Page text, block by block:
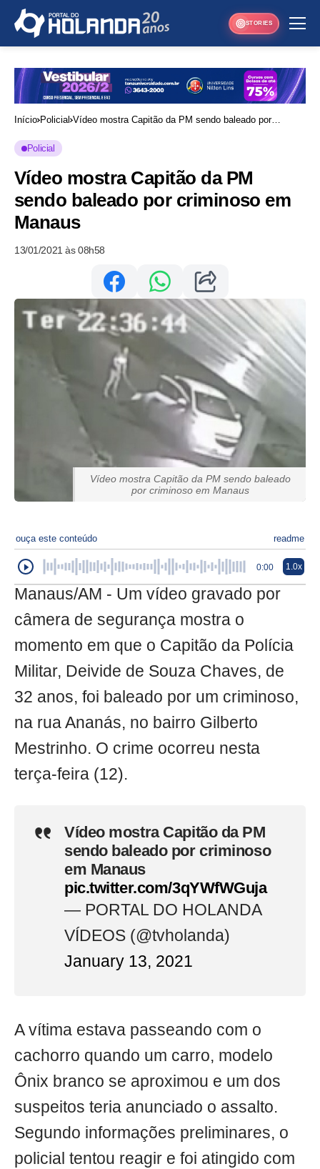
STORIES
Início Policial Vídeo mostra Capitão da PM sendo baleado por
Policial
Vídeo mostra Capitão da PM
sendo baleado por criminoso em
Manaus
13/01/2021 às 08h58
Vídeo mostra Capitão da PM sendo baleado
por criminoso em Manaus
ouça este conteúdo readme
0:00 1.0x
Manaus/AM - Um vídeo gravado por
câmera de segurança mostra o
momento em que o Capitão da Polícia
Militar, Deivide de Souza Chaves, de
32 anos, foi baleado por um criminoso,
na rua Ananás, no bairro Gilberto
Mestrinho. O crime ocorreu nesta
terça-feira (12).
Vídeo mostra Capitão da PM
sendo baleado por criminoso
em Manaus
pic.twitter.com/3qYWfWGuja
— PORTAL DO HOLANDA
VÍDEOS (@tvholanda)
January 13, 2021
A vítima estava passeando com o
cachorro quando um carro, modelo
Ônix branco se aproximou e um dos
suspeitos teria anunciado o assalto.
Segundo informações preliminares, o
policial tentou reagir e foi atingido com